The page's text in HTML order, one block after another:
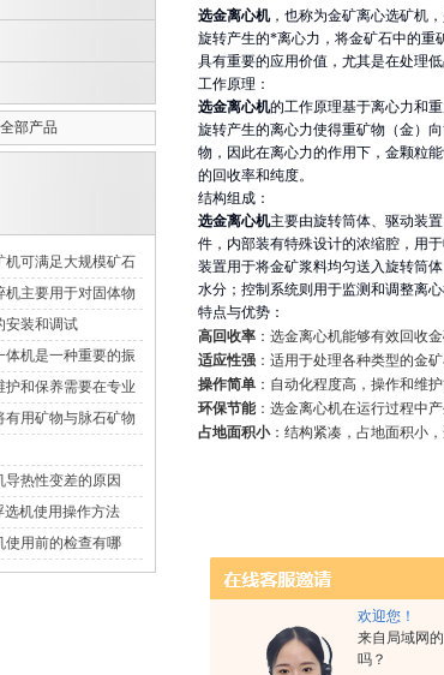
欢迎您！
来自局域网
吗？
部产品
机可满足大规模矿石
机主要用于对固体物
碎
安装和调试
体机是一种重要的振
护和保养需要在专业
行
有用矿物与脉石矿物
导热性变差的原因
选机使用操作方法
使用前的检查有哪
选金离心机，也称为金矿离心选矿机
旋转产生的*离心力，将金矿石中的重
具有重要的应用价值，尤其是在处理
工作原理：
选金离心机的工作原理基于离心力和
旋转产生的离心力使得重矿物（金）
物，因此在离心力的作用下，金颗粒
的回收率和纯度。
结构组成：
选金离心机主要由旋转筒体、驱动装
件，内部装有特殊设计的浓缩腔，用
装置用于将金矿浆料均匀送入旋转筒
水分；控制系统则用于监测和调整离
特点与优势：
高回收率 ：选金离心机能够有效回收
适应性强 ：适用于处理各种类型的金
操作简单 ：自动化程度高，操作和维
环保节能：选金离心机在运行过程中
占地面积小：结构紧凑，占地面积小